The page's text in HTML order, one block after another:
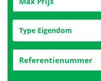
Type Eigendom